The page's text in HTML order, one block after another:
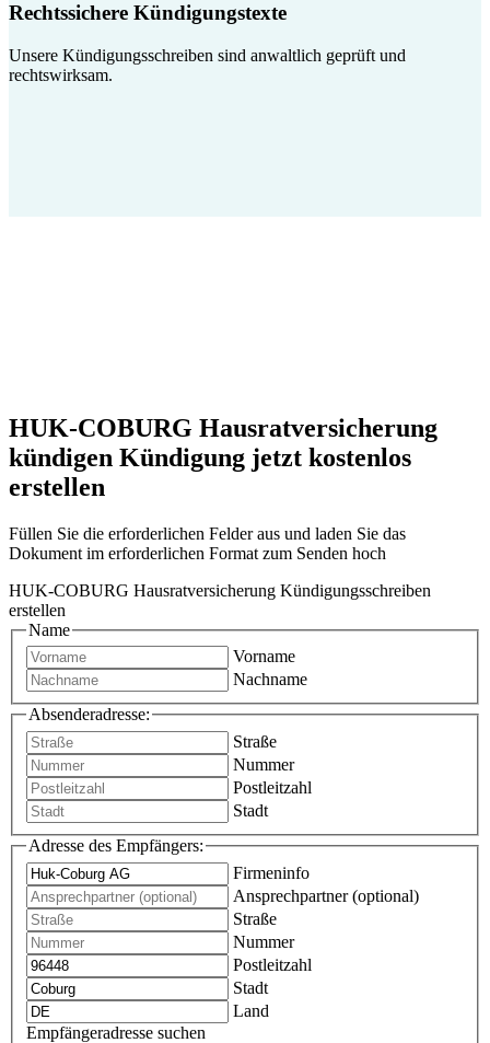
Rechtssichere Kündigungstexte
Unsere Kündigungsschreiben sind anwaltlich geprüft und
rechtswirksam.
HUK-COBURG Hausratversicherung
kündigen Kündigung jetzt kostenlos
erstellen
Füllen Sie die erforderlichen Felder aus und laden Sie das
Dokument im erforderlichen Format zum Senden hoch
HUK-COBURG Hausratversicherung Kündigungsschreiben
erstellen
Name
Vorname
Nachname
Absenderadresse:
Straße
Nummer
Postleitzahl
Stadt
Adresse des Empfängers:
Firmeninfo
Ansprechpartner (optional)
Straße
Nummer
Postleitzahl
Stadt
Land
Empfängeradresse suchen